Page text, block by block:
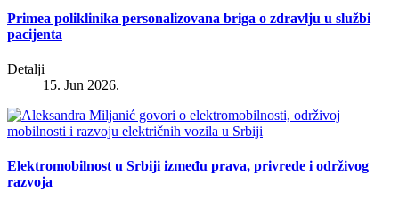
Primea poliklinika personalizovana briga o zdravlju u službi
pacijenta
Detalji
15. Jun 2026.
Elektromobilnost u Srbiji između prava, privrede i održivog
razvoja